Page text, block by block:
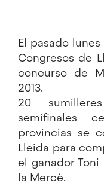
El pasado
Congresos de
concurso de
2013.
20
semifinales
provincias se
Lleida para
el ganador
la Mercè.